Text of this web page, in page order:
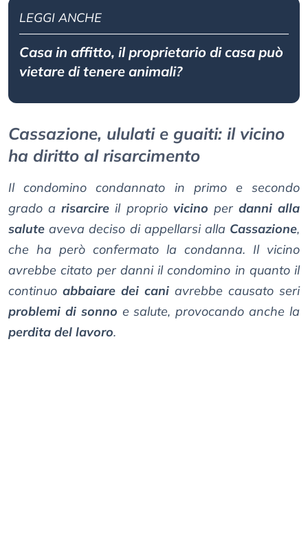
LEGGI ANCHE
Casa in affitto, il proprietario di casa può
vietare di tenere animali?
Cassazione, ululati e guaiti: il vicino
ha diritto al risarcimento
Il condomino condannato in primo e secondo
grado arisarcire il proprio vicino per danni alla
salute aveva deciso di appellarsi alla Cassazione,
che ha però confermato la condanna. Il vicino
avrebbe citato per danni il condomino in quanto il
continuo abbaiare dei cani avrebbe causato seri
problemi di sonno e salute, provocando anche la
perdita del lavoro.